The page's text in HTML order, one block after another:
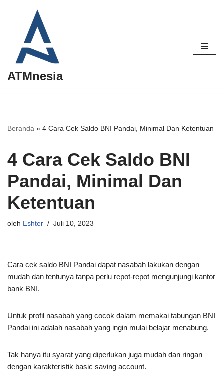
Lompat
konten
ATMnesia
Beranda » 4 Cara Cek Saldo BNI Pandai, Minimal Dan Ketentuan
4 Cara Cek Saldo BNI
Pandai, Minimal Dan
Ketentuan
oleh Eshter Juli 10, 2023
Cara cek saldo BNI Pandai dapat nasabah lakukan dengan
mudah dan tentunya tanpa perlu repot-repot mengunjungi kantor
bank BNI.
Untuk profil nasabah yang cocok dalam memakai tabungan BNI
Pandai ini adalah nasabah yang ingin mulai belajar menabung.
Tak hanya itu syarat yang diperlukan juga mudah dan ringan
dengan karakteristik basic saving account.